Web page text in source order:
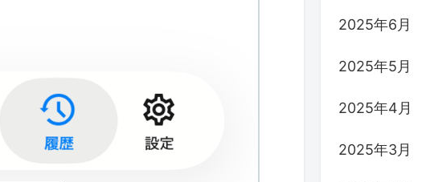
2025年6月
2025年5月
2025年4月
2025年3月